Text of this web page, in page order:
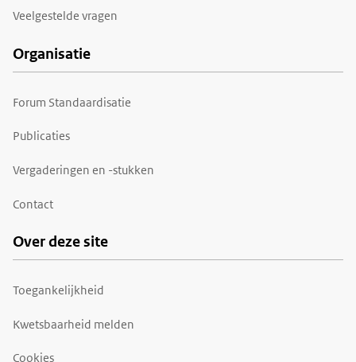
Veelgestelde vragen
Organisatie
Forum Standaardisatie
Publicaties
Vergaderingen en -stukken
Contact
Over deze site
Toegankelijkheid
Kwetsbaarheid melden
Cookies